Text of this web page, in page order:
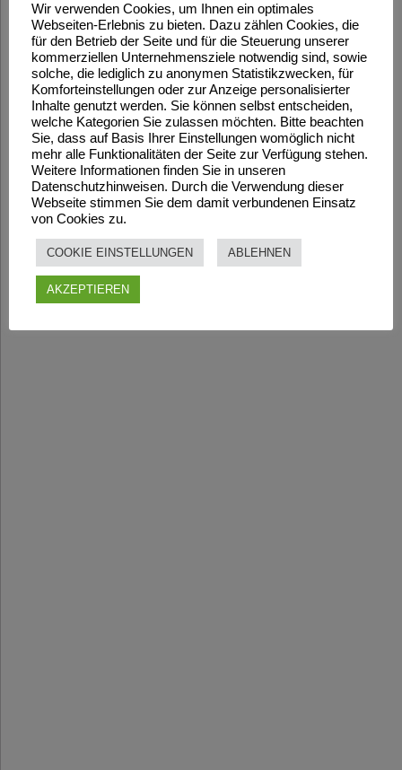
Wir verwenden Cookies, um Ihnen ein optimales
Webseiten-Erlebnis zu bieten. Dazu zählen Cookies, die
für den Betrieb der Seite und für die Steuerung unserer
kommerziellen Unternehmensziele notwendig sind, sowie
solche, die lediglich zu anonymen Statistikzwecken, für
Komforteinstellungen oder zur Anzeige personalisierter
Inhalte genutzt werden. Sie können selbst entscheiden,
welche Kategorien Sie zulassen möchten. Bitte beachten
Sie, dass auf Basis Ihrer Einstellungen womöglich nicht
mehr alle Funktionalitäten der Seite zur Verfügung stehen.
Weitere Informationen finden Sie in unseren
Datenschutzhinweisen. Durch die Verwendung dieser
Webseite stimmen Sie dem damit verbundenen Einsatz
von Cookies zu.
COOKIE EINSTELLUNGEN ABLEHNEN
AKZEPTIEREN